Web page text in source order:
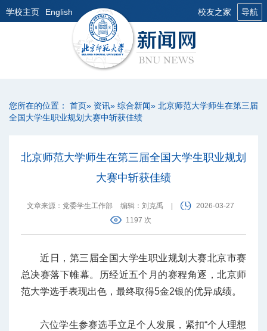
学校主页 English 校友之家 导航
您所在的位置： 首页» 资讯» 综合新闻» 北京师范大学师生在第三届
全国大学生职业规划大赛中斩获佳绩
北京师范大学师生在第三届全国大学生职业规划
大赛中斩获佳绩
文章来源：党委学生工作部 编辑：刘克禹
2026-03-27
1197 次
近日，第三届全国大学生职业规划大赛北京市赛
总决赛落下帷幕。历经近五个月的赛程角逐，北京师
范大学选手表现出色，最终取得5金2银的优异成绩。
六位学生参赛选手立足个人发展，紧扣“个人理想